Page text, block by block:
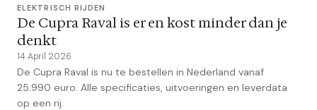
ELEKTRISCH RIJDEN
De Cupra Raval is er en kost minder dan je
denkt
14 April 2026
De Cupra Raval is nu te bestellen in Nederland vanaf
25.990 euro. Alle specificaties, uitvoeringen en leverdata
op een rij.